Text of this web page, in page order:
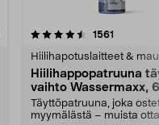
1561
Hiilihapotuslaitteet &
Hiilihappopatruuna
vaihto Wassermaxx,
Täyttöpatruuna, joka
myymälästä – muista
4.5viidestä